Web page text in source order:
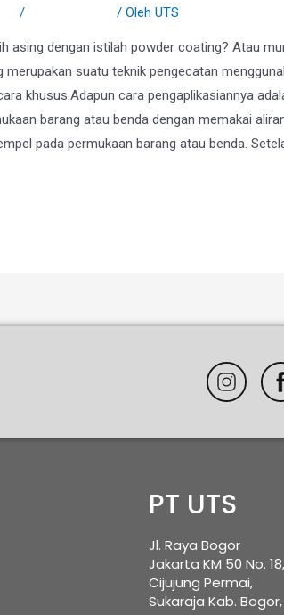
/ / OlehUTS
asing dengan istilah powder coating? Atau
merupakan suatu teknik pengecatan
khusus.Adapun cara pengaplikasiannya
barang atau benda dengan memakai
pada permukaan barang atau benda.
PT UTS
Jl. Raya Bogor
Jakarta KM 50 No. 18,
Cijujung Permai,
Sukaraja Kab. Bogor,